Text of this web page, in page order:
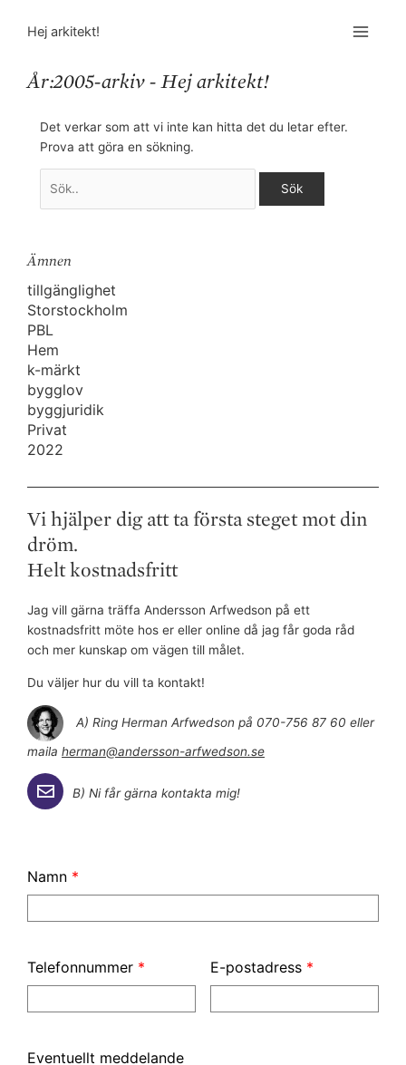
Hej arkitekt!
År:2005-arkiv - Hej arkitekt!
Det verkar som att vi inte kan hitta det du letar efter.
Prova att göra en sökning.
efter:
Ämnen
tillgänglighet
Storstockholm
PBL
Hem
k-märkt
bygglov
byggjuridik
Privat
2022
Vi hjälper dig att ta första steget mot din
dröm.
Helt kostnadsfritt
Jag vill gärna träffa Andersson Arfwedson på ett
kostnadsfritt möte hos er eller online då jag får goda råd
och mer kunskap om vägen till målet.
Du väljer hur du vill ta kontakt!
A) Ring Herman Arfwedson på 070-756 87 60 eller
maila herman@andersson-arfwedson.se
B) Ni får gärna kontakta mig!
Namn *
Telefonnummer * E-postadress *
Eventuellt meddelande